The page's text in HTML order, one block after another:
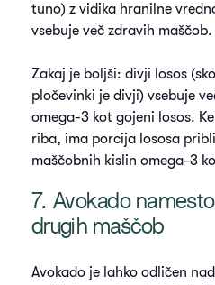
tuno) z vidika hranilne
vsebuje več zdravih maščob.
Zakaj je boljši: divji losos
pločevinki je divji) vsebuje
omega-3 kot gojeni losos.
riba, ima porcija lososa
maščobnih kislin omega-3
7. Avokado
drugih maščob
Avokado je lahko odličen